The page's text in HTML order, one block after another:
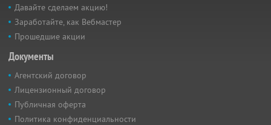
Давайте сделаем акцию!
Заработайте, как Вебмастер
Прошедшие акции
Документы
Агентский договор
Лицензионный договор
Публичная оферта
Политика конфиденциальности